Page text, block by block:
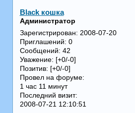
Black кошка
Администратор
Зарегистрирован: 2008-07-20
Приглашений: 0
Сообщений: 42
Уважение: [+0/-0]
Позитив: [+0/-0]
Провел на форуме:
1 час 11 минут
Последний визит:
2008-07-21 12:10:51